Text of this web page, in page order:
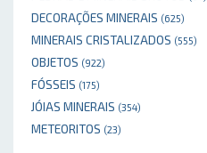
DECORAÇÕES MINERAIS (625)
MINERAIS CRISTALIZADOS (555)
OBJETOS (922)
FÓSSEIS (175)
JÓIAS MINERAIS (354)
METEORITOS (23)